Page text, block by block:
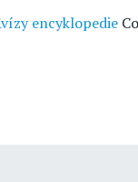
encyklopedie